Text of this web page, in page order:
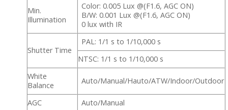
Min.
Illumination
Color: 0.005 Lux @(F1.6, AGC ON)
B/W: 0.001 Lux @(F1.6, AGC ON)
0 lux with IR
Shutter Time
PAL: 1/1 s to 1/10,000 s
NTSC: 1/1 s to 1/10,000 s
White
Balance
Auto/Manual/Hauto/ATW/Indoor/Outdoor
AGC
Auto/Manual